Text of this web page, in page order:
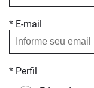
* E-mail
* Perfil